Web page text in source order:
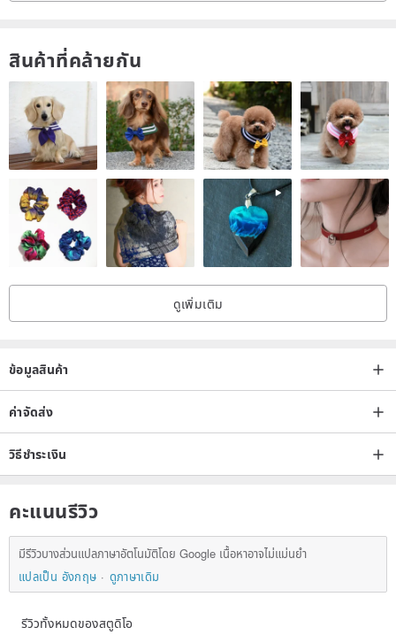
สินค้าที่คล้ายกัน
ดูเพิ่มเติม
ข้อมูลสินค้า
ค่าจัดส่ง
วิธีชำระเงิน
คะแนนรีวิว
มีรีวิวบางส่วนแปลภาษาอัตโนมัติโดย Google เนื้อหาอาจไม่แม่นยำ
แปลเป็น อังกฤษ
ดูภาษาเดิม
รีวิวทั้งหมดของสตูดิโอ